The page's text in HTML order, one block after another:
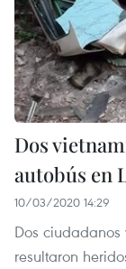
Dos
autobús en
10/03/2020 14:29
Dos
resultaron